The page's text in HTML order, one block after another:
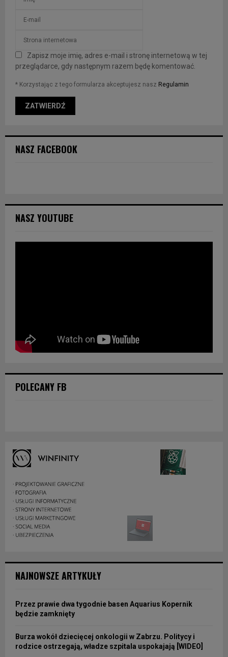
Zapisz moje imię, adres e-mail i stronę internetową w tej
przeglądarce, gdy następnym razem będę komentować.
* Korzystając z tego formularza akceptujesz nasz Regulamin
NASZ FACEBOOK
NASZ YOUTUBE
POLECANY FB
NAJNOWSZE ARTYKUŁY
Przez prawie dwa tygodnie basen Aquarius Kopernik
będzie zamknięty
Burza wokół dziecięcej onkologii w Zabrzu. Politycy i
rodzice ostrzegają, władze szpitala uspokajają [WIDEO]